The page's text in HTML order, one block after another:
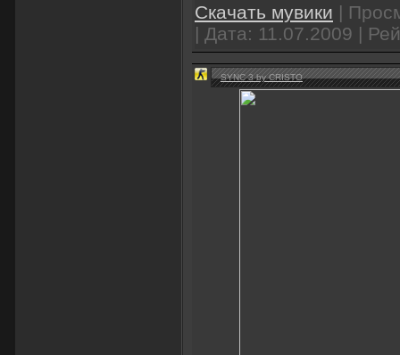
Скачать мувики |
| Дата: 11.07.2009 |
SYNC 3 by CRISTO